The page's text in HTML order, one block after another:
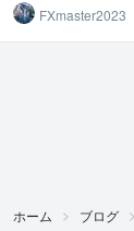
FXmaster2023
ホーム ブログ